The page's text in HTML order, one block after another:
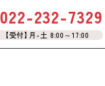
022-232-7329
【受付】 月-土 8:00～17:00